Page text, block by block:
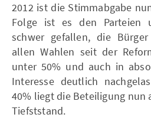
2012 ist die Stimmabgabe
Folge ist es den Parteien
schwer gefallen, die
allen Wahlen seit der
unter 50% und auch in
Interesse deutlich
40% liegt die Beteiligung nun
Tiefststand.